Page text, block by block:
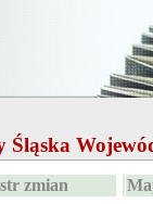
Śląska
zmian